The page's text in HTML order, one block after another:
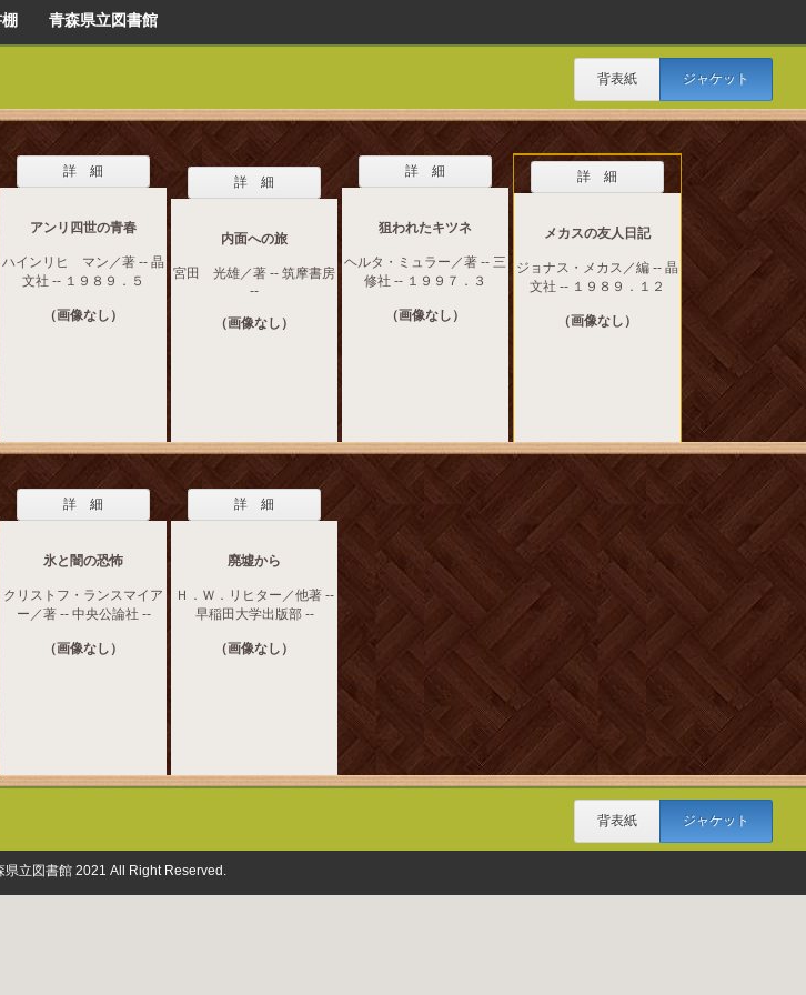
棚 青森県立図書館
背表紙 ジャケット
詳 細
アンリ四世の青春
ハインリヒ マン／著 -- 晶
文社 -- １９８９．５
（画像なし）
詳 細
内面への旅
宮田 光雄／著 -- 筑摩書房
--
（画像なし）
詳 細
狙われたキツネ
ヘルタ・ミュラー／著 -- 三
修社 -- １９９７．３
（画像なし）
詳 細
メカスの友人日記
ジョナス・メカス／編 -- 晶
文社 -- １９８９．１２
（画像なし）
詳 細
氷と闇の恐怖
クリストフ・ランスマイア
ー／著 -- 中央公論社 --
（画像なし）
詳 細
廃墟から
Ｈ．Ｗ．リヒター／他著 --
早稲田大学出版部 --
（画像なし）
背表紙 ジャケット
県立図書館 2021 All Right Reserved.